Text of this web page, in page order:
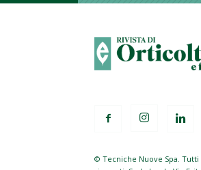
© Tecniche Nuove Spa.